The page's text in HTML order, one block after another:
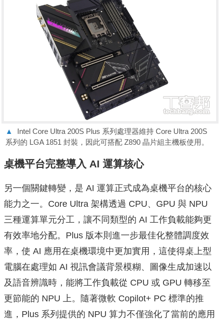
▲
Intel Core Ultra 200S Plus 系列處理器維持 Core Ultra 200S
系列的 LGA 1851 封裝，因此可搭配 Z890 晶片組主機板使用。
桌機平台完整導入 AI 運算核心
另一個關鍵轉變，是 AI 運算正式成為桌機平台的核心
能力之一。Core Ultra 架構透過 CPU、GPU 與 NPU
三種運算單元分工，讓不同類型的 AI 工作負載能夠更
有效率地分配。Plus 版本則進一步最佳化整體調度效
率，使 AI 應用在桌機環境中更加實用，這使得桌上型
電腦在處理如 AI 視訊會議背景模糊、圖像生成加速以
及語音辨識時，能將工作負載從 CPU 或 GPU 轉移至
更節能的 NPU 上。隨著微軟 Copilot+ PC 標準的推
進，Plus 系列提供的 NPU 算力不僅強化了當前的應用